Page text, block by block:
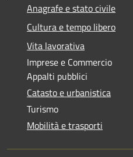
Anagrafe e stato civile
Cultura e tempo libero
Vita lavorativa
Imprese e Commercio
Appalti pubblici
Catasto e urbanistica
Turismo
Mobilità e trasporti